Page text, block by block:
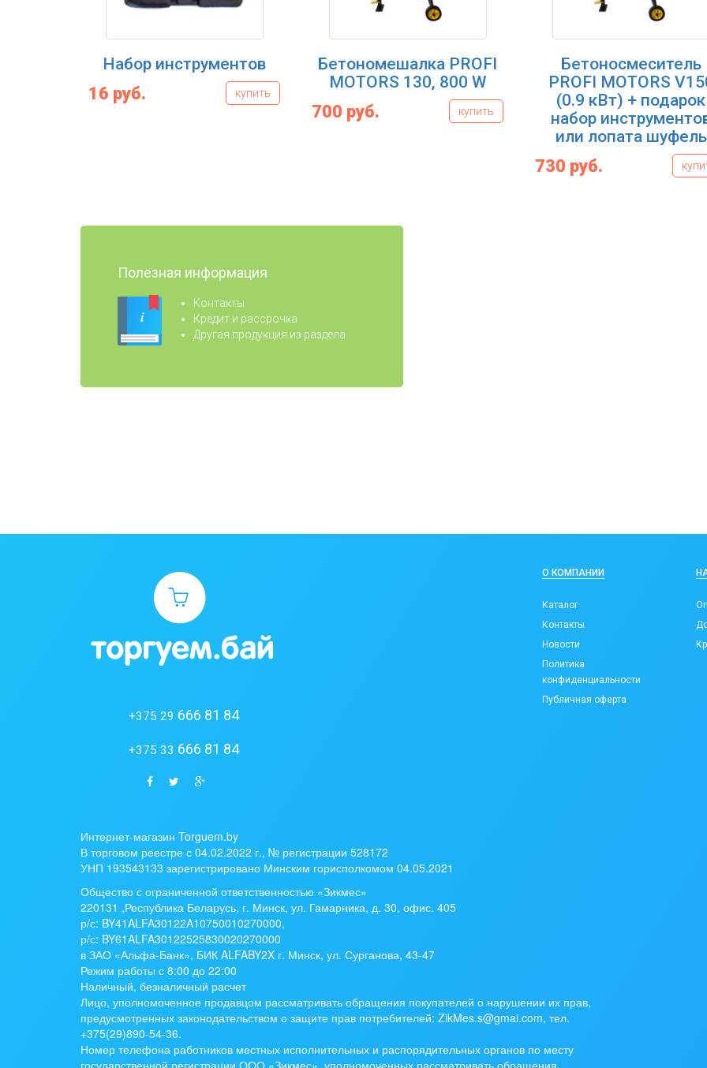
Набор инструментов
16 руб. купить
Бетономешалка PROFI
MOTORS 130, 800 W
700 руб. купить
Бетоносмеситель
PROFI MOTORS
(0.9 кВт) + подарок
набор
или лопата шуфель
730 руб.
Полезная информация
Контакты
Кредит и рассрочка
Другая продукция из раздела
+375 29 666 81 84
+375 33 666 81 84
О КОМПАНИИ
Каталог
Контакты
Новости
Политика
конфиденциальности
Публичная оферта
Интернет-магазин Torguem.by
В торговом реестре с 04.02.2022 г., № регистрации 528172
УНП 193543133 зарегистрировано Минским горисполкомом 04.05.2021
Общество с ограниченной ответственностью «Зикмес»
220131 ,Республика Беларусь, г. Минск, ул. Гамарника, д. 30, офис. 405
р/с: BY41ALFA30122A10750010270000,
р/с: BY61ALFA30122525830020270000
в ЗАО «Альфа-Банк», БИК ALFABY2X г. Минск, ул. Сурганова, 43-47
Режим работы с 8:00 до 22:00
Наличный, безналичный расчет
Лицо, уполномоченное продавцом рассматривать обращения покупателей о нарушении их прав,
предусмотренных законодательством о защите прав потребителей: ZikMes.s@gmai.com, тел.
+375(29)890-54-36.
Номер телефона работников местных исполнительных и распорядительных органов по месту